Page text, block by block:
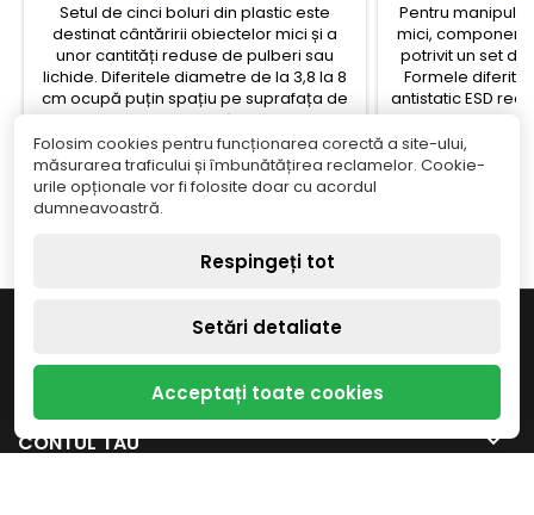
Setul de cinci boluri din plastic este
destinat cântăririi obiectelor mici și a
unor cantități reduse de pulberi sau
lichide. Diferitele diametre de la 3,8 la 8
cm ocupă puțin spațiu pe suprafața de
cântărire și permit alegerea bolului în
funcție de cantitatea de material, astfel
încât conținutul să încapă lejer în
interior.check_circleTip: set de boluri...
30,19 lei
 Adauga in cos

Pentru
mici,
potrivit un set de
Formele diferite
antistatic ESD
de protecție

MAGAZINUL NOSTRU
CONTUL TAU 
Folosim cookies pentru funcționarea corectă a site-ului,
măsurarea traficului și îmbunătățirea reclamelor. Cookie-
urile opționale vor fi folosite doar cu acordul
dumneavoastră.
Respingeți tot
Setări detaliate
Acceptați toate cookies